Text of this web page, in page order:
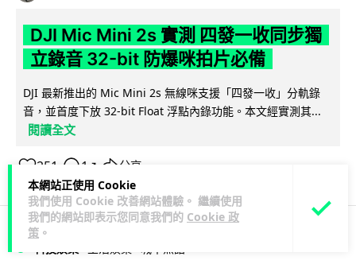
本網站正使用 Cookie
我們使用 Cookie 改善網站體驗。 繼續使用
我們的網站即表示您同意我們的 Cookie 政
策 。
DJI Mic Mini 2s 實測 四發一收同步獨
立錄音 32-bit 防爆咪拍片必備
DJI 最新推出的 Mic Mini 2s 無線咪支援「四發一收」分軌錄
音，並首度下放 32-bit Float 浮點內錄功能。本文經實測其...
閱讀全文
251 1 ↗ 分享